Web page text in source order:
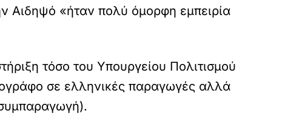
Αιδηψό «ήταν πολύ όμορφη εμπειρία
τόσο του Υπουργείου Πολιτισμού
σε ελληνικές παραγωγές αλλά